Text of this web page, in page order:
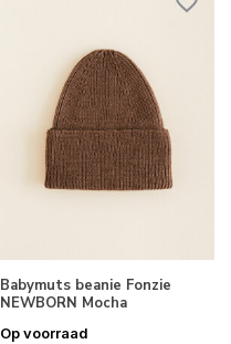
Babymuts beanie Fonzie
NEWBORN Mocha
Op voorraad